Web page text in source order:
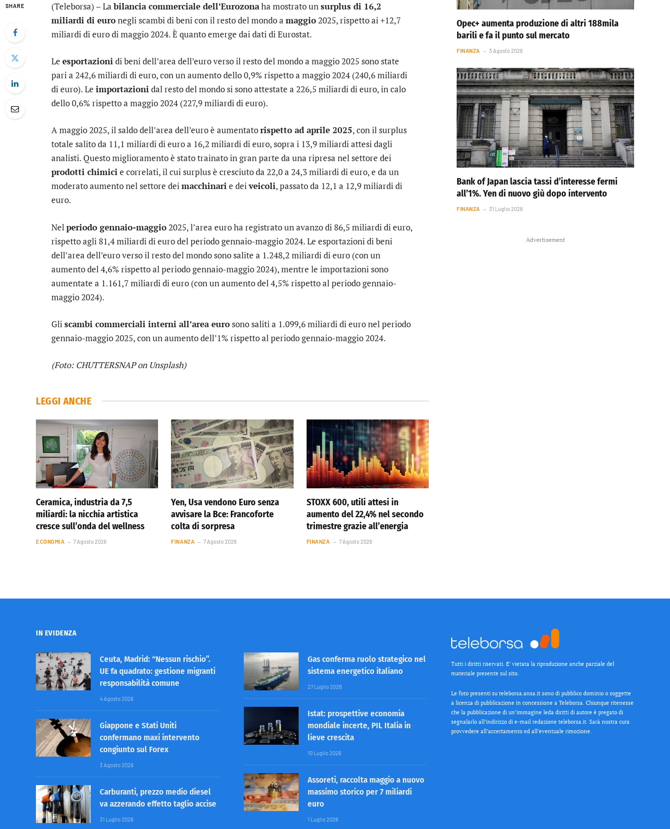
SHARE (Teleborsa) – Labilancia commerciale dell’Eurozonaha mostrato unsurplus di 16,2
miliardi di euronegli scambi di beni con il resto del mondo a maggio2025, rispetto ai +12,7
miliardi di euro di maggio 2024. È quanto emerge dai dati di Eurostat.
Le esportazionidi beni dell’area dell’euro verso il resto del mondo a maggio 2025 sono state
pari a 242,6 miliardi di euro, con un aumento dello 0,9% rispetto a maggio 2024 (240,6 miliardi
di euro). Le importazionidal resto del mondo si sono attestate a 226,5 miliardi di euro, in calo
dello 0,6% rispetto a maggio 2024 (227,9 miliardi di euro).
A maggio 2025, il saldo dell’area dell’euro è aumentatorispetto ad aprile 2025, con il surplus
totale salito da 11,1 miliardi di euro a 16,2 miliardi di euro, sopra i 13,9 miliardi attesi dagli
analisti. Questo miglioramento è stato trainato in gran parte da una ripresa nel settore dei
prodotti chimicie correlati, il cui surplus è cresciuto da 22,0 a 24,3 miliardi di euro, e da un
moderato aumento nel settore deimacchinarie deiveicoli, passato da 12,1 a 12,9 miliardi di
euro.
Nel periodo gennaio-maggio 2025, l’area euro ha registrato un avanzo di 86,5 miliardi di euro,
rispetto agli 81,4 miliardi di euro del periodo gennaio-maggio 2024. Le esportazioni di beni
dell’area dell’euro verso il resto del mondo sono salite a 1.248,2 miliardi di euro (con un
aumento del 4,6% rispetto al periodo gennaio-maggio 2024), mentre le importazioni sono
aumentate a 1.161,7 miliardi di euro (con un aumento del 4,5% rispetto al periodo gennaio-
maggio 2024).
Gliscambi commerciali interni all’area eurosono saliti a 1.099,6 miliardi di euro nel periodo
gennaio-maggio 2025, con un aumento dell’1% rispetto al periodo gennaio-maggio 2024.
(Foto: CHUTTERSNAP on Unsplash)
LEGGI ANCHE
Ceramica, industria da 7,5
miliardi: la nicchia artistica
cresce sull’onda del wellness
ECONOMIA 7 Agosto 2026
Yen, Usa vendono Euro senza
avvisare la Bce: Francoforte
colta di sorpresa
FINANZA 7 Agosto 2026
STOXX 600, utili attesi in
aumento del 22,4% nel secondo
trimestre grazie all’energia
FINANZA 7 Agosto 2026
Opec+ aumenta produzione di altri 188mila
barili e fa il punto sul mercato
FINANZA 3 Agosto 2026
Bank of Japan lascia tassi d’interesse fermi
all’1%. Yen di nuovo giù dopo intervento
FINANZA 31 Luglio 2026
Advertisement
IN EVIDENZA
Ceuta, Madrid: “Nessun rischio”.
UE fa quadrato: gestione migranti
responsabilità comune
4 Agosto 2026
Giappone e Stati Uniti
confermano maxi intervento
congiunto sul Forex
3 Agosto 2026
Carburanti, prezzo medio diesel
va azzerando effetto taglio accise
31 Luglio 2026
Gas conferma ruolo strategico nel
sistema energetico italiano
27 Luglio 2026
Istat: prospettive economia
mondiale incerte, PIL Italia in
lieve crescita
10 Luglio 2026
Assoreti, raccolta maggio a nuovo
massimo storico per 7 miliardi
euro
1 Luglio 2026
Tutti i diritti riservati. E’ vietata la riproduzione anche parziale del
materiale presente sul sito.
Le foto presenti su teleborsa.ansa.it sono di pubblico dominio o soggette
a licenza di pubblicazione in concessione a Teleborsa. Chiunque ritenesse
che la pubblicazione di un’immagine leda diritti di autore è pregato di
segnalarlo all’indirizzo di e-mail redazione teleborsa.it. Sarà nostra cura
provvedere all’accertamento ed all’eventuale rimozione.